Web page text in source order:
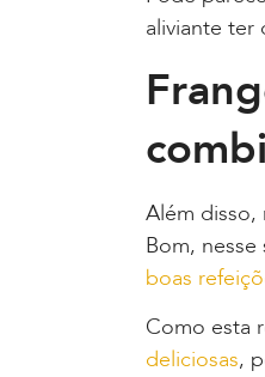
aliviante ter
Além disso,
Bom,
boas
Como esta
deliciosas,